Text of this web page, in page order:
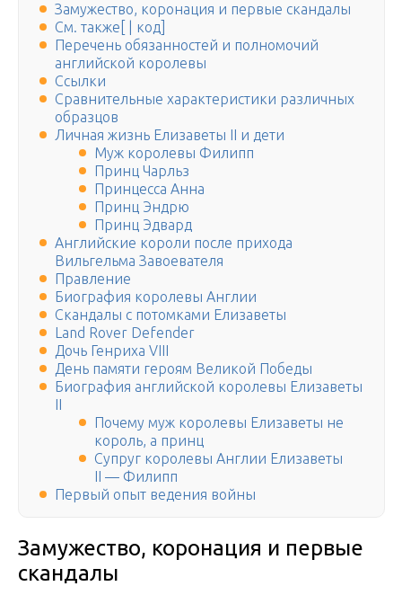
Замужество, коронация и первые скандалы
См. также[ | код]
Перечень обязанностей и полномочий
английской королевы
Ссылки
Сравнительные характеристики различных
образцов
Личная жизнь Елизаветы II и дети
Муж королевы Филипп
Принц Чарльз
Принцесса Анна
Принц Эндрю
Принц Эдвард
Английские короли после прихода
Вильгельма Завоевателя
Правление
Биография королевы Англии
Скандалы с потомками Елизаветы
Land Rover Defender
Дочь Генриха VIII
День памяти героям Великой Победы
Биография английской королевы Елизаветы
II
Почему муж королевы Елизаветы не
король, а принц
Супруг королевы Англии Елизаветы
II — Филипп
Первый опыт ведения войны
Замужество, коронация и первые
скандалы